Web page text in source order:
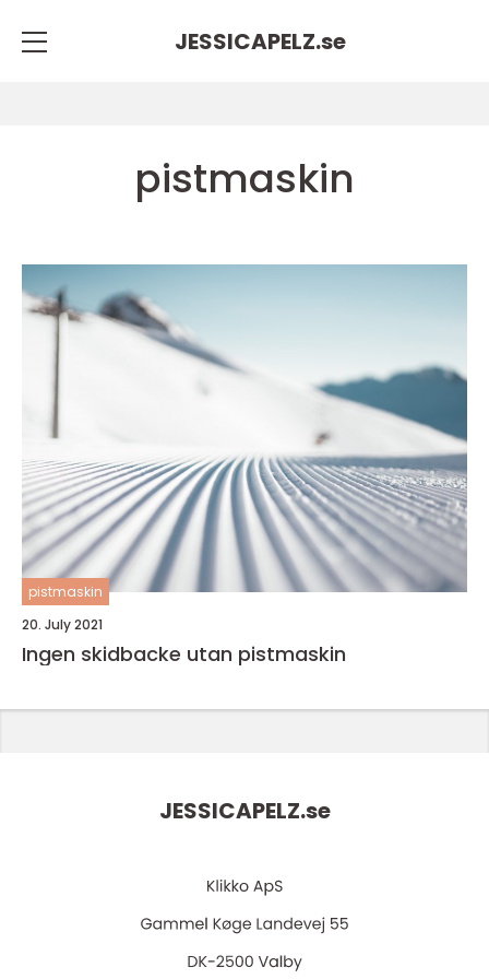
JESSICAPELZ.se
pistmaskin
pistmaskin
20. July 2021
Ingen skidbacke utan pistmaskin
JESSICAPELZ.se